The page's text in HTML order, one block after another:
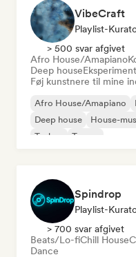
VibeCraft
Playlist-
> 500 svar afgivet
Afro House/Amapiano
Deep house
Føj kunstnere til mine
Afro House/Amapiano
Deep house
House-
Techno
Trance
Spindrop
Playlist-
> 700 svar afgivet
Beats/Lo-fiChill House
Dance